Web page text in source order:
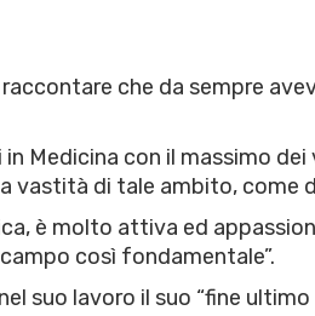
che da sempre
Medicina con il massimo
vastità di tale ambito, come
è molto attiva ed
così fondamentale”.
suo lavoro il suo “fine